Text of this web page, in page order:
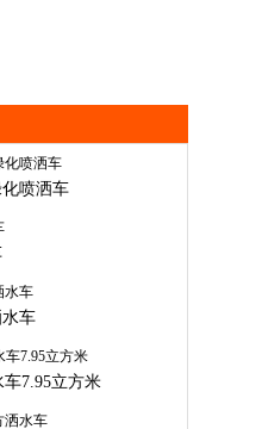
喷洒车
车
7.95立方米